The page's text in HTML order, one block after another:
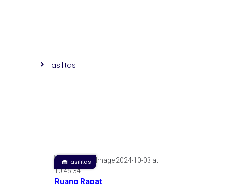
Fasilitas
Fasilitas
Ruang Rapat